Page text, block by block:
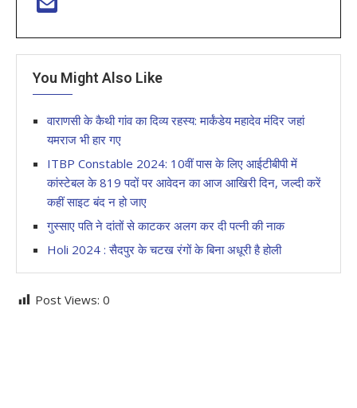
You Might Also Like
वाराणसी के कैथी गांव का दिव्य रहस्य: मार्कंडेय महादेव मंदिर जहां
यमराज भी हार गए
ITBP Constable 2024: 10वीं पास के लिए आईटीबीपी में
कांस्टेबल के 819 पदों पर आवेदन का आज आखिरी दिन, जल्दी करें
कहीं साइट बंद न हो जाए
गुस्साए पति ने दांतों से काटकर अलग कर दी पत्नी की नाक
Holi 2024 : सैदपुर के चटख रंगों के बिना अधूरी है होली
Post Views: 0